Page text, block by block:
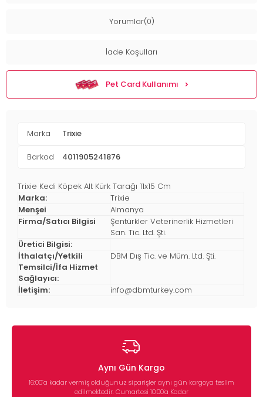
Yorumlar(0)
İade Koşulları
Pet Card Kullanımı
Marka Trixie
Barkod 4011905241876
Trixie Kedi Köpek Alt Kürk Tarağı 11x15 Cm
Marka:
Trixie
Menşei
Almanya
Firma/Satıcı Bilgisi
Şentürkler Veterinerlik Hizmetleri
San. Tic. Ltd. Şti.
Üretici Bilgisi:
İthalatçı/Yetkili
Temsilci/İfa Hizmet
Sağlayıcı:
DBM Dış Tic. ve Müm. Ltd. Şti.
İletişim: info@dbmturkey.com
Aynı Gün Kargo
16:00’a kadar vermiş olduğunuz siparişler aynı gün kargoya teslim
edilmektedir. Cumartesi 10:00'a Kadar